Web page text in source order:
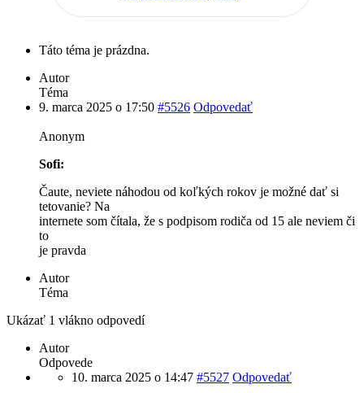
Táto téma je prázdna.
Autor
Téma
9. marca 2025 o 17:50 #5526 Odpovedať
Anonym
Sofi:
Čaute, neviete náhodou od koľkých rokov je možné dať si
tetovanie? Na
internete som čítala, že s podpisom rodiča od 15 ale neviem či
to
je pravda
Autor
Téma
Ukázať 1 vlákno odpovedí
Autor
Odpovede
10. marca 2025 o 14:47 #5527 Odpovedať